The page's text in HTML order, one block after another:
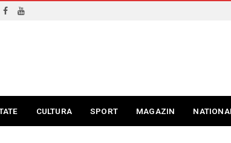
CULTURA SPORT MAGAZIN